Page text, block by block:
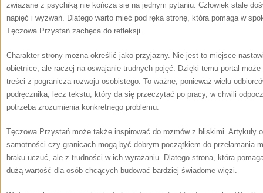
związane z psychiką nie kończą się na jednym pytaniu. Człowiek stale
napięć i wyzwań. Dlatego warto mieć pod ręką stronę, która pomaga w
Tęczowa Przystań zachęca do refleksji.
Charakter strony można określić jako przyjazny. Nie jest to miejsce
obietnice, ale raczej na oswajanie trudnych pojęć. Dzięki temu portal
treści z pogranicza rozwoju osobistego. To ważne, ponieważ wielu
podręcznika, lecz tekstu, który da się przeczytać po pracy, w chwili
potrzeba zrozumienia konkretnego problemu.
Tęczowa Przystań może także inspirować do rozmów z bliskimi. Artykuły
samotności czy granicach mogą być dobrym początkiem do przełamania
braku uczuć, ale z trudności w ich wyrażaniu. Dlatego strona, która
dużą wartość dla osób chcących budować bardziej świadome więzi.